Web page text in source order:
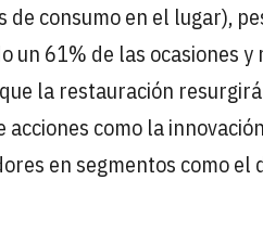
consumo en el lugar),
61% de las ocasiones y
la restauración
como la
en segmentos como el